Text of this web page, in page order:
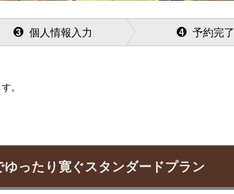
3 個人情報入力 4 予約完了
。
ゆったり寛ぐスタンダードプラン